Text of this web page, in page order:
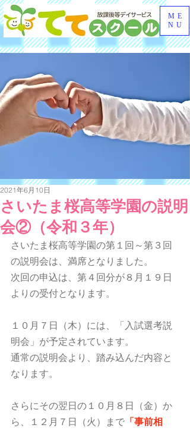
ME
NU
さいたま桜高等学園の説明
会②（令和３年）
2021年6月10日
さいたま桜高等学園の第１回～第３回
の説明会は、満席となりました。
次回の申込は、第４回分が８月１９日
よりの受付となります。
１０月７日（木）には、「入試選考説
明会」が予定されています。
通常の説明会より、踏み込んだ内容と
なります。
さらにその翌日の１０月８日（金）か
ら、１２月７日（火）まで 「事前相